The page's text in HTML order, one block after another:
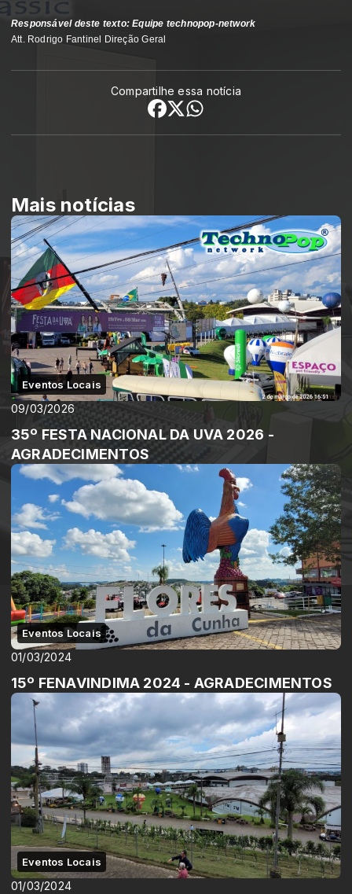
Responsável deste texto: Equipe technopop-network
Att. Rodrigo Fantinel Direção Geral
Compartilhe essa notícia
Mais notícias
Eventos Locais
09/03/2026
35º FESTA NACIONAL DA UVA 2026 -
AGRADECIMENTOS
Eventos Locais
01/03/2024
15º FENAVINDIMA 2024 - AGRADECIMENTOS
Eventos Locais
01/03/2024